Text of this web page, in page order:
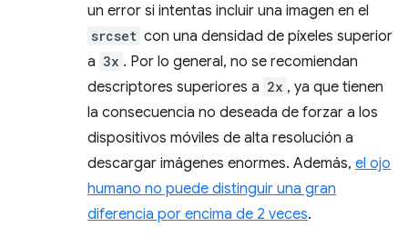
un error si intentas incluir una imagen en el
srcset con una densidad de píxeles superior
a 3x . Por lo general, no se recomiendan
descriptores superiores a 2x , ya que tienen
la consecuencia no deseada de forzar a los
dispositivos móviles de alta resolución a
descargar imágenes enormes. Además, el ojo
humano no puede distinguir una gran
diferencia por encima de 2 veces.